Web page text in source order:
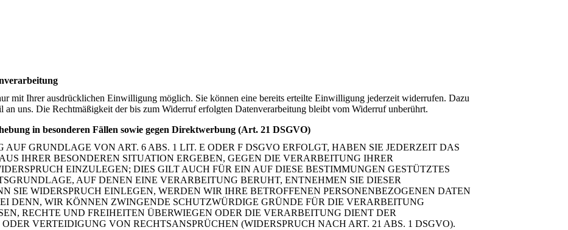
mit Ihrer ausdrücklichen Einwilligung möglich. Sie können eine bereits erteilte Einwilligung jederzeit widerrufen. Dazu
uns. Die Rechtmäßigkeit der bis zum Widerruf erfolgten Datenverarbeitung bleibt vom Widerruf unberührt.
in besonderen Fällen sowie gegen Direktwerbung (Art. 21 DSGVO)
GRUNDLAGE VON ART. 6 ABS. 1 LIT. E ODER F DSGVO ERFOLGT, HABEN SIE JEDERZEIT DAS
IHRER BESONDEREN SITUATION ERGEBEN, GEGEN DIE VERARBEITUNG IHRER
EINZULEGEN; DIES GILT AUCH FÜR EIN AUF DIESE BESTIMMUNGEN GESTÜTZTES
AUF DENEN EINE VERARBEITUNG BERUHT, ENTNEHMEN SIE DIESER
SIE WIDERSPRUCH EINLEGEN, WERDEN WIR IHRE BETROFFENEN PERSONENBEZOGENEN DATEN
DENN, WIR KÖNNEN ZWINGENDE SCHUTZWÜRDIGE GRÜNDE FÜR DIE VERARBEITUNG
RECHTE UND FREIHEITEN ÜBERWIEGEN ODER DIE VERARBEITUNG DIENT DER
VERTEIDIGUNG VON RECHTSANSPRÜCHEN (WIDERSPRUCH NACH ART. 21 ABS. 1 DSGVO).